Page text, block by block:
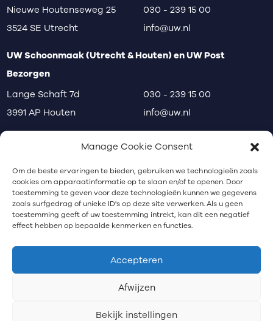
Manage Cookie Consent
Om de beste ervaringen te bieden, gebruiken we technologieën zoals
cookies om apparaatinformatie op te slaan en/of te openen. Door
toestemming te geven voor deze technologieën kunnen we gegevens
zoals surfgedrag of unieke ID's op deze site verwerken. Als u geen
toestemming geeft of uw toestemming intrekt, kan dit een negatief
effect hebben op bepaalde kenmerken en functies.
Accepteren
Afwijzen
Bekijk instellingen
Nieuwe Houtenseweg 25
3524 SE Utrecht
030 - 239 15 00
info@uw.nl
UW Schoonmaak (Utrecht & Houten) en UW Post
Bezorgen
Lange Schaft 7d
3991 AP Houten
030 - 239 15 00
info@uw.nl
privacy
klachten
Nieuwsbrief
Schrijf je in voor onze nieuwsbrief.